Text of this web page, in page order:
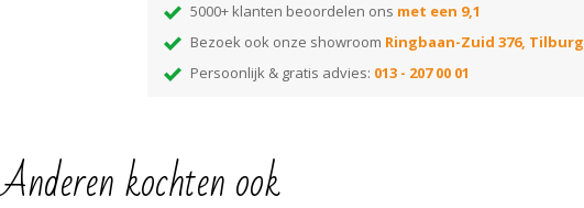
5000+ klanten beoordelen ons met een 9,1
Bezoek ook onze showroom Ringbaan-Zuid 376, Tilburg
Persoonlijk & gratis advies: 013 - 207 00 01
Anderen kochten ook